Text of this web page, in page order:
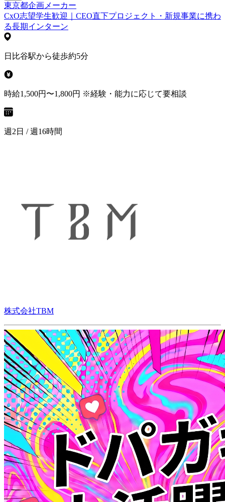
東京都企画 メーカー
CxO志望学生歓迎｜CEO直下プロジェクト・新規事業に携わ
る長期インターン
日比谷駅から徒歩約5分
時給1,500円〜1,800円 ※経験・能力に応じて要相談
週2日 / 週16時間
株式会社TBM